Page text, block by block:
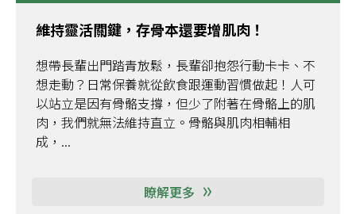
維持靈活關鍵，存骨本還要增肌肉！
想帶長輩出門踏青放鬆，長輩卻抱怨行動卡卡、不
想走動？日常保養就從飲食跟運動習慣做起！人可
以站立是因有骨骼支撐，但少了附著在骨骼上的肌
肉，我們就無法維持直立。骨骼與肌肉相輔相
成，...
瞭解更多